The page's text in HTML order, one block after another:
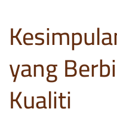
yang
Kualiti